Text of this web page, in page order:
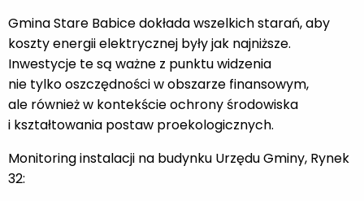
Gmina Stare Babice dokłada wszelkich starań, aby
koszty energii elektrycznej były jak najniższe.
Inwestycje te są ważne z punktu widzenia
nie tylko oszczędności w obszarze finansowym,
ale również w kontekście ochrony środowiska
i kształtowania postaw proekologicznych.
Monitoring instalacji na budynku Urzędu Gminy, Rynek
32: